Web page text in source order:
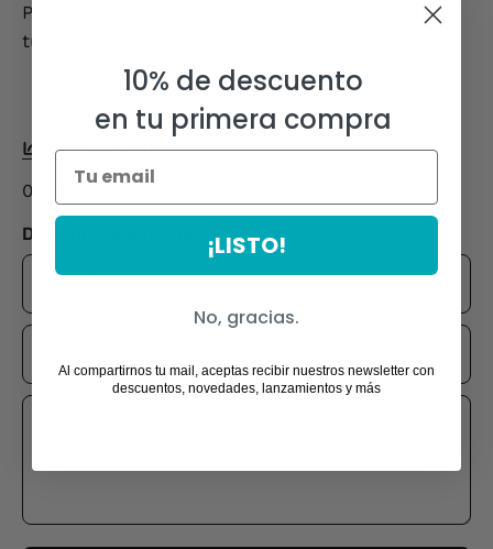
Por estas y más razones te invitamos a realizar
tu aporte
COMPARTIR
0 comentarios
Dejar un comentario
Nombre
Correo
electrónico
Mensaje
10% de descuento
en tu primera compra
¡LISTO!
No, gracias.
Al compartirnos tu mail, aceptas recibir nuestros newsletter con
descuentos, novedades, lanzamientos y más